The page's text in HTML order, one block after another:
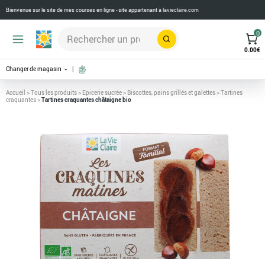
Bienvenue sur le site de mes courses en ligne - site appartenant àlavieclaire.com
Rechercher
0
0.00€
Changer de magasin
Accueil >Tous les produits> Epicerie sucrée> Biscottes, pains grillés et galettes>Tartines
craquantes>Tartines craquantes châtaigne bio